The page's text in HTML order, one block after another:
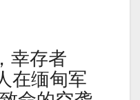
幸存者
在缅甸军